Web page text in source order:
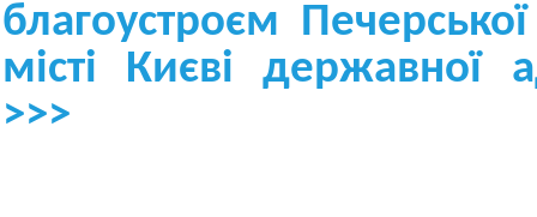
благоустроєм
місті Києві державної
>>>